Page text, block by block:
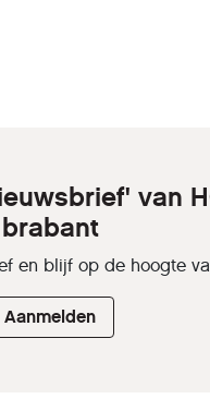
van
brabant
en blijf op de hoogte
Aanmelden